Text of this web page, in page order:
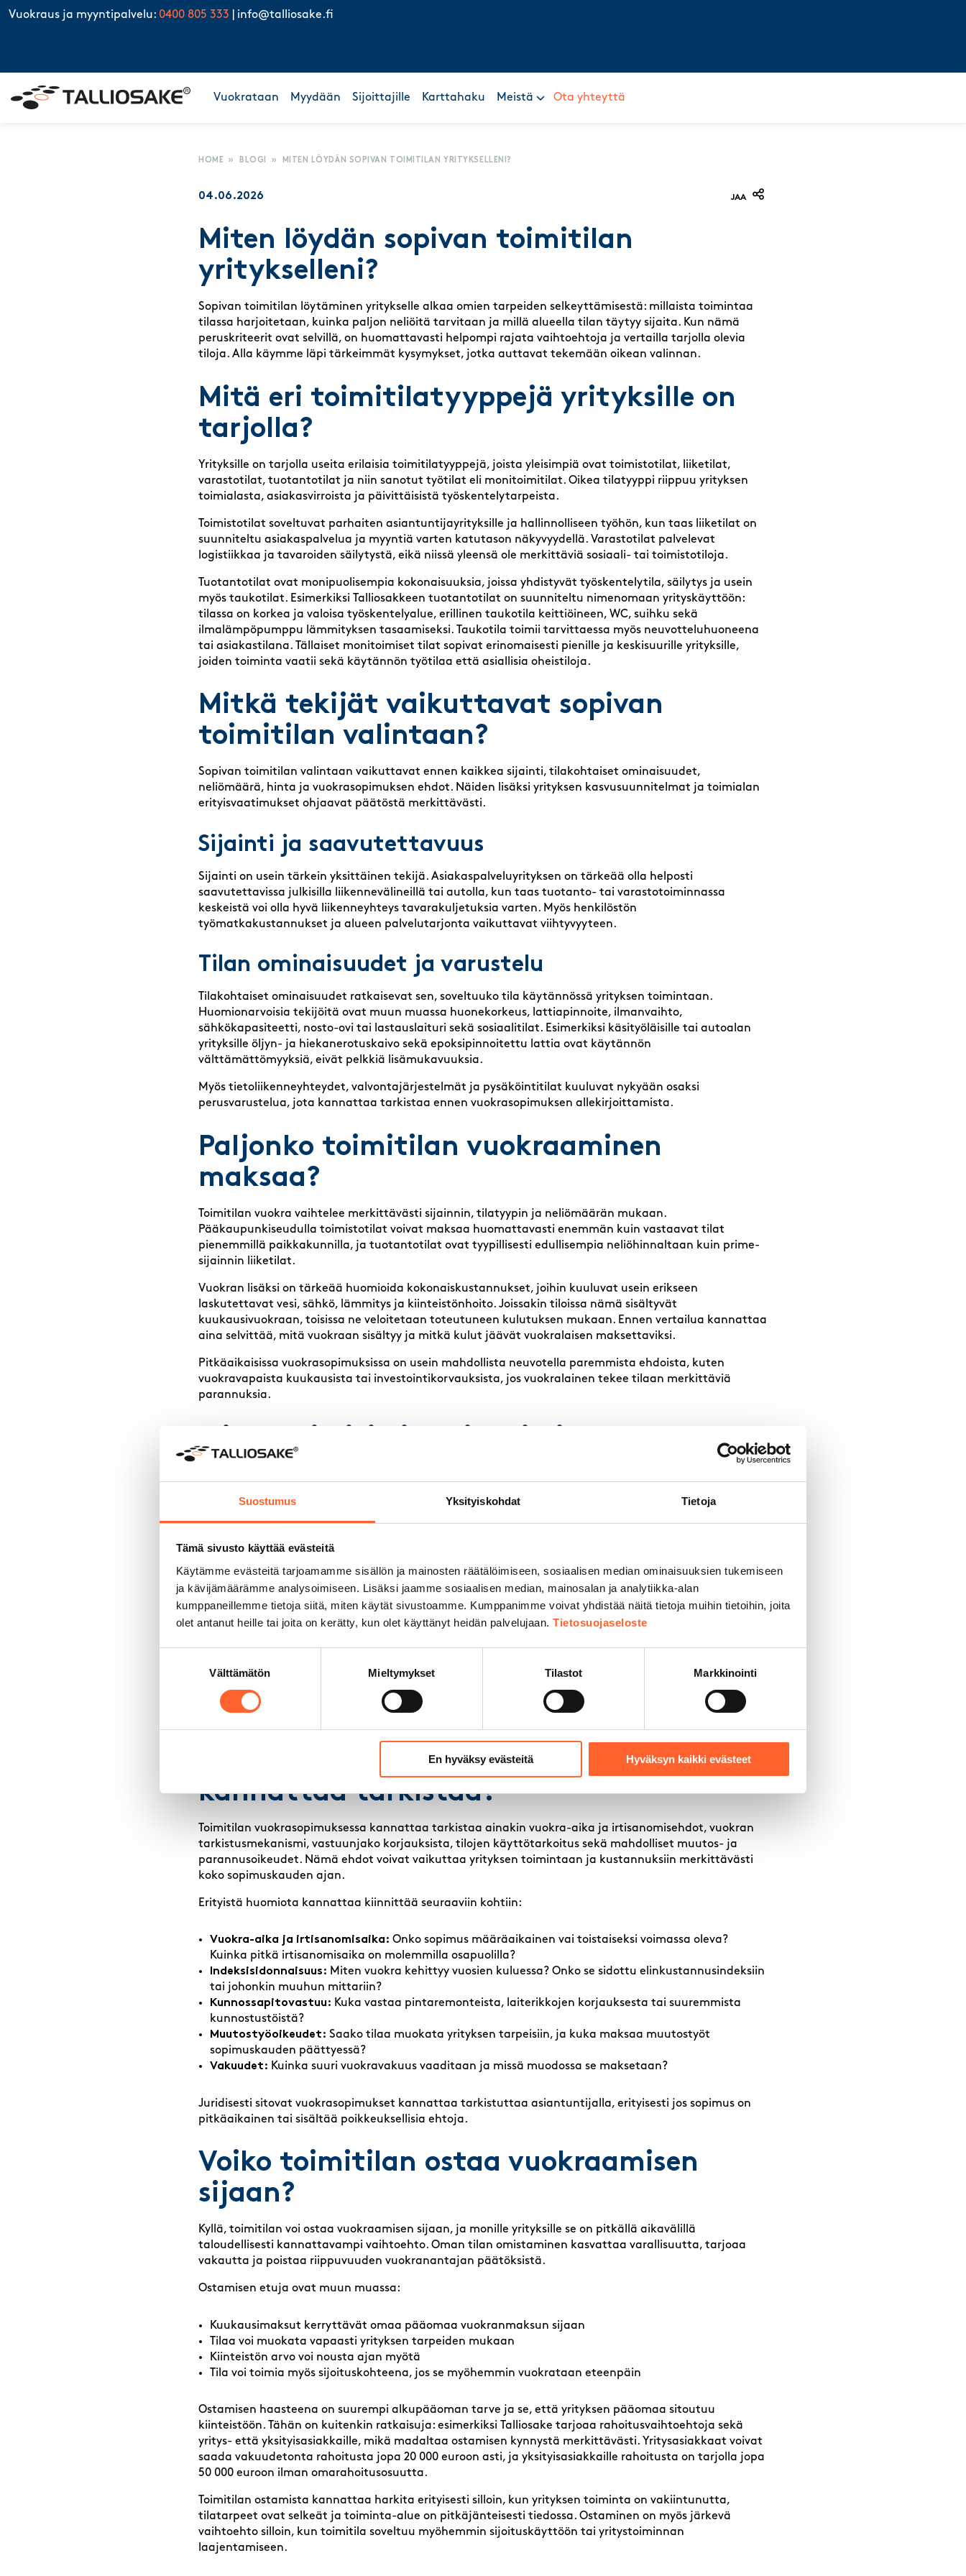
Suostumus Yksityiskohdat Tietoja
Tämä sivusto käyttää evästeitä
Käytämme evästeitä tarjoamamme sisällön ja mainosten räätälöimiseen, sosiaalisen median ominaisuuksien tukemiseen
ja kävijämäärämme analysoimiseen. Lisäksi jaamme sosiaalisen median, mainosalan ja analytiikka-alan
kumppaneillemme tietoja siitä, miten käytät sivustoamme. Kumppanimme voivat yhdistää näitä tietoja muihin tietoihin, joita
olet antanut heille tai joita on kerätty, kun olet käyttänyt heidän palvelujaan. Tietosuojaseloste
Välttämätön Mieltymykset Tilastot Markkinointi
En hyväksy evästeitä Hyväksyn kaikki evästeet
Skip to content
Vuokraus ja myyntipalvelu: 0400 805 333 info@talliosake.fi
Vuokrataan Myydään Sijoittajille Karttahaku Meistä Ota yhteyttä
HOME » BLOGI » MITEN LÖYDÄN SOPIVAN TOIMITILAN YRITYKSELLENI?
04.06.2026 JAA
Miten löydän sopivan toimitilan
yritykselleni?
Sopivan toimitilan löytäminen yritykselle alkaa omien tarpeiden selkeyttämisestä: millaista toimintaa
tilassa harjoitetaan, kuinka paljon neliöitä tarvitaan ja millä alueella tilan täytyy sijaita. Kun nämä
peruskriteerit ovat selvillä, on huomattavasti helpompi rajata vaihtoehtoja ja vertailla tarjolla olevia
tiloja. Alla käymme läpi tärkeimmät kysymykset, jotka auttavat tekemään oikean valinnan.
Mitä eri toimitilatyyppejä yrityksille on
tarjolla?
Yrityksille on tarjolla useita erilaisia toimitilatyyppejä, joista yleisimpiä ovat toimistotilat, liiketilat,
varastotilat, tuotantotilat ja niin sanotut työtilat eli monitoimitilat. Oikea tilatyyppi riippuu yrityksen
toimialasta, asiakasvirroista ja päivittäisistä työskentelytarpeista.
Toimistotilat soveltuvat parhaiten asiantuntijayrityksille ja hallinnolliseen työhön, kun taas liiketilat on
suunniteltu asiakaspalvelua ja myyntiä varten katutason näkyvyydellä. Varastotilat palvelevat
logistiikkaa ja tavaroiden säilytystä, eikä niissä yleensä ole merkittäviä sosiaali- tai toimistotiloja.
Tuotantotilat ovat monipuolisempia kokonaisuuksia, joissa yhdistyvät työskentelytila, säilytys ja usein
myös taukotilat. Esimerkiksi Talliosakkeen tuotantotilat on suunniteltu nimenomaan yrityskäyttöön:
tilassa on korkea ja valoisa työskentelyalue, erillinen taukotila keittiöineen, WC, suihku sekä
ilmalämpöpumppu lämmityksen tasaamiseksi. Taukotila toimii tarvittaessa myös neuvotteluhuoneena
tai asiakastilana. Tällaiset monitoimiset tilat sopivat erinomaisesti pienille ja keskisuurille yrityksille,
joiden toiminta vaatii sekä käytännön työtilaa että asiallisia oheistiloja.
Mitkä tekijät vaikuttavat sopivan
toimitilan valintaan?
Sopivan toimitilan valintaan vaikuttavat ennen kaikkea sijainti, tilakohtaiset ominaisuudet,
neliömäärä, hinta ja vuokrasopimuksen ehdot. Näiden lisäksi yrityksen kasvusuunnitelmat ja toimialan
erityisvaatimukset ohjaavat päätöstä merkittävästi.
Sijainti ja saavutettavuus
Sijainti on usein tärkein yksittäinen tekijä. Asiakaspalveluyrityksen on tärkeää olla helposti
saavutettavissa julkisilla liikennevälineillä tai autolla, kun taas tuotanto- tai varastotoiminnassa
keskeistä voi olla hyvä liikenneyhteys tavarakuljetuksia varten. Myös henkilöstön
työmatkakustannukset ja alueen palvelutarjonta vaikuttavat viihtyvyyteen.
Tilan ominaisuudet ja varustelu
Tilakohtaiset ominaisuudet ratkaisevat sen, soveltuuko tila käytännössä yrityksen toimintaan.
Huomionarvoisia tekijöitä ovat muun muassa huonekorkeus, lattiapinnoite, ilmanvaihto,
sähkökapasiteetti, nosto-ovi tai lastauslaituri sekä sosiaalitilat. Esimerkiksi käsityöläisille tai autoalan
yrityksille öljyn- ja hiekanerotuskaivo sekä epoksipinnoitettu lattia ovat käytännön
välttämättömyyksiä, eivät pelkkiä lisämukavuuksia.
Myös tietoliikenneyhteydet, valvontajärjestelmät ja pysäköintitilat kuuluvat nykyään osaksi
perusvarustelua, jota kannattaa tarkistaa ennen vuokrasopimuksen allekirjoittamista.
Paljonko toimitilan vuokraaminen
maksaa?
Toimitilan vuokra vaihtelee merkittävästi sijainnin, tilatyypin ja neliömäärän mukaan.
Pääkaupunkiseudulla toimistotilat voivat maksaa huomattavasti enemmän kuin vastaavat tilat
pienemmillä paikkakunnilla, ja tuotantotilat ovat tyypillisesti edullisempia neliöhinnaltaan kuin prime-
sijainnin liiketilat.
Vuokran lisäksi on tärkeää huomioida kokonaiskustannukset, joihin kuuluvat usein erikseen
laskutettavat vesi, sähkö, lämmitys ja kiinteistönhoito. Joissakin tiloissa nämä sisältyvät
kuukausivuokraan, toisissa ne veloitetaan toteutuneen kulutuksen mukaan. Ennen vertailua kannattaa
aina selvittää, mitä vuokraan sisältyy ja mitkä kulut jäävät vuokralaisen maksettaviksi.
Pitkäaikaisissa vuokrasopimuksissa on usein mahdollista neuvotella paremmista ehdoista, kuten
vuokravapaista kuukausista tai investointikorvauksista, jos vuokralainen tekee tilaan merkittäviä
parannuksia.
Mistä toimitiloja voi etsiä ja löytää?
tilat eivät näy julkisissa hakupalveluissa.
Kiinteistönvälittäjien ja toimitiloihin erikoistuneiden yritysten verkkosivut
Yleiset toimitilahakupalvelut ja -portaalit
Suorat yhteydenotot kiinteistöomistajiin tai rakennuttajiin
Paikalliset yrittäjäjärjestöt ja yrityshautomoverkostot
Kannattaa myös hyödyntää tiloja tarjoavien yritysten omia myyntipalveluita, sillä suoraan
kautta löydetty. Erityisesti jos etsit tuotanto- tai työtilaa tietyltä alueelta, kannattaa selvittää, onko
Mitä toimitilan vuokrasopimuksessa
kannattaa tarkistaa?
Toimitilan vuokrasopimuksessa kannattaa tarkistaa ainakin vuokra-aika ja irtisanomisehdot, vuokran
tarkistusmekanismi, vastuunjako korjauksista, tilojen käyttötarkoitus sekä mahdolliset muutos- ja
parannusoikeudet. Nämä ehdot voivat vaikuttaa yrityksen toimintaan ja kustannuksiin merkittävästi
koko sopimuskauden ajan.
Erityistä huomiota kannattaa kiinnittää seuraaviin kohtiin:
Vuokra-aika ja irtisanomisaika: Onko sopimus määräaikainen vai toistaiseksi voimassa oleva?
Kuinka pitkä irtisanomisaika on molemmilla osapuolilla?
Indeksisidonnaisuus: Miten vuokra kehittyy vuosien kuluessa? Onko se sidottu elinkustannusindeksiin
tai johonkin muuhun mittariin?
Kunnossapitovastuu: Kuka vastaa pintaremonteista, laiterikkojen korjauksesta tai suuremmista
kunnostustöistä?
Muutostyöoikeudet: Saako tilaa muokata yrityksen tarpeisiin, ja kuka maksaa muutostyöt
sopimuskauden päättyessä?
Vakuudet: Kuinka suuri vuokravakuus vaaditaan ja missä muodossa se maksetaan?
Juridisesti sitovat vuokrasopimukset kannattaa tarkistuttaa asiantuntijalla, erityisesti jos sopimus on
pitkäaikainen tai sisältää poikkeuksellisia ehtoja.
Voiko toimitilan ostaa vuokraamisen
sijaan?
Kyllä, toimitilan voi ostaa vuokraamisen sijaan, ja monille yrityksille se on pitkällä aikavälillä
taloudellisesti kannattavampi vaihtoehto. Oman tilan omistaminen kasvattaa varallisuutta, tarjoaa
vakautta ja poistaa riippuvuuden vuokranantajan päätöksistä.
Ostamisen etuja ovat muun muassa:
Kuukausimaksut kerryttävät omaa pääomaa vuokranmaksun sijaan
Tilaa voi muokata vapaasti yrityksen tarpeiden mukaan
Kiinteistön arvo voi nousta ajan myötä
Tila voi toimia myös sijoituskohteena, jos se myöhemmin vuokrataan eteenpäin
Ostamisen haasteena on suurempi alkupääoman tarve ja se, että yrityksen pääomaa sitoutuu
kiinteistöön. Tähän on kuitenkin ratkaisuja: esimerkiksi Talliosake tarjoaa rahoitusvaihtoehtoja sekä
yritys- että yksityisasiakkaille, mikä madaltaa ostamisen kynnystä merkittävästi. Yritysasiakkaat voivat
saada vakuudetonta rahoitusta jopa 20 000 euroon asti, ja yksityisasiakkaille rahoitusta on tarjolla jopa
50 000 euroon ilman omarahoitusosuutta.
Toimitilan ostamista kannattaa harkita erityisesti silloin, kun yrityksen toiminta on vakiintunutta,
tilatarpeet ovat selkeät ja toiminta-alue on pitkäjänteisesti tiedossa. Ostaminen on myös järkevä
vaihtoehto silloin, kun toimitila soveltuu myöhemmin sijoituskäyttöön tai yritystoiminnan
laajentamiseen.